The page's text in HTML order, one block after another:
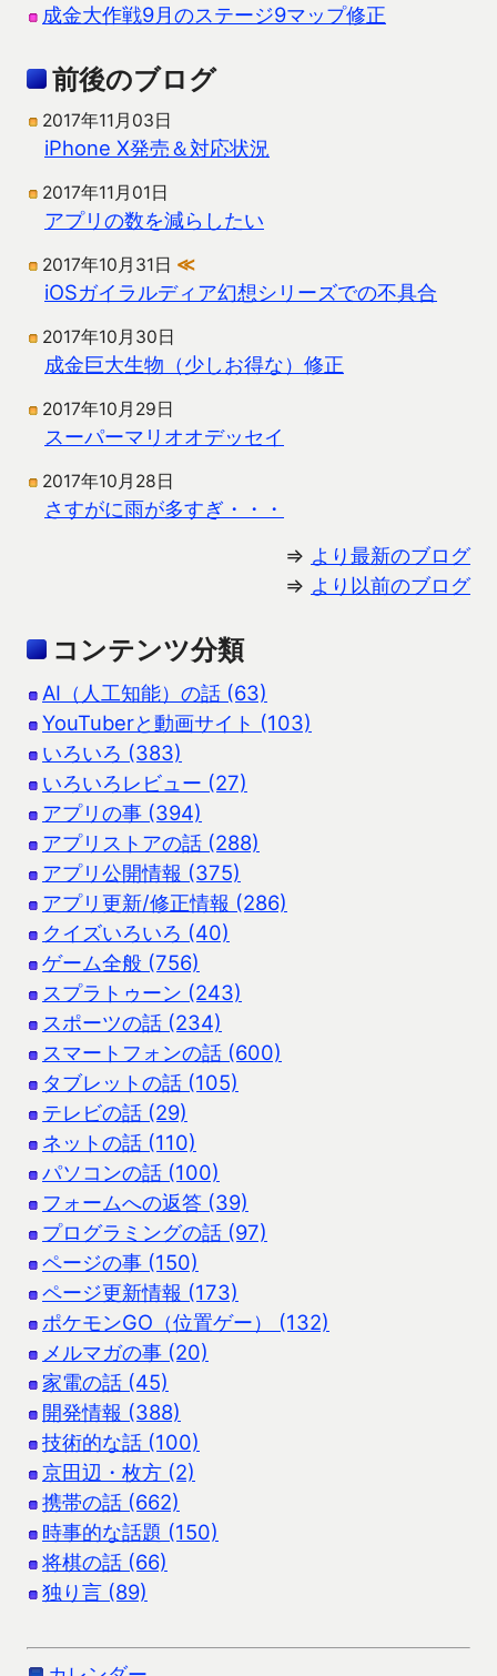
成金大作戦9月のステージ9マップ修正
前後のブログ
2017年11月03日
iPhone X発売＆対応状況
2017年11月01日
アプリの数を減らしたい
2017年10月31日 ≪
iOSガイラルディア幻想シリーズでの不具合
2017年10月30日
成金巨大生物（少しお得な）修正
2017年10月29日
スーパーマリオオデッセイ
2017年10月28日
さすがに雨が多すぎ・・・
⇒ より最新のブログ
⇒ より以前のブログ
コンテンツ分類
AI（人工知能）の話 (63)
YouTuberと動画サイト (103)
いろいろ (383)
いろいろレビュー (27)
アプリの事 (394)
アプリストアの話 (288)
アプリ公開情報 (375)
アプリ更新/修正情報 (286)
クイズいろいろ (40)
ゲーム全般 (756)
スプラトゥーン (243)
スポーツの話 (234)
スマートフォンの話 (600)
タブレットの話 (105)
テレビの話 (29)
ネットの話 (110)
パソコンの話 (100)
フォームへの返答 (39)
プログラミングの話 (97)
ページの事 (150)
ページ更新情報 (173)
ポケモンGO（位置ゲー） (132)
メルマガの事 (20)
家電の話 (45)
開発情報 (388)
技術的な話 (100)
京田辺・枚方 (2)
携帯の話 (662)
時事的な話題 (150)
将棋の話 (66)
独り言 (89)